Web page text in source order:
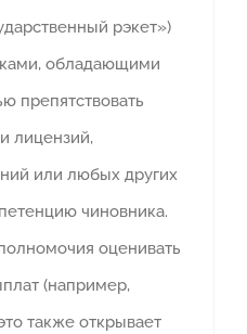
рэкет»)
обладающими
препятствовать
лицензий,
или любых других
чиновника.
оценивать
(например,
также открывает